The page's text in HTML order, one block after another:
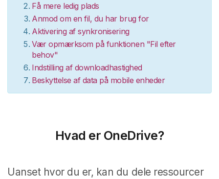
Få mere ledig plads
Anmod om en fil, du har brug for
Aktivering af synkronisering
Vær opmærksom på funktionen "Fil efter
behov"
Indstilling af downloadhastighed
Beskyttelse af data på mobile enheder
Hvad er OneDrive?
Uanset hvor du er, kan du dele ressourcer